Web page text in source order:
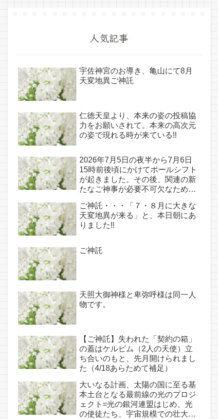
人気記事
宇佐神宮のお導き、亀山にて8月
天変地異ご神託
仁徳天皇より、本来の姿の投稿協
力をお願いされて。本来の高次元
の姿で現れる時が来ている!!
2026年7月5日の夜半から7月6日
15時前後頃にかけてポールシフト
が起きました。その後、関連の新
たなご神事が必要不可欠なため、
点であり古代太陽信仰の中心点で
もある伊弉諾宮、他3ヵ所へのご
神託あり！！
ご神託・・・「７・８月に大きな
天変地異が来る」と、本日朝にあ
りました!!
ご神託
天照大御神様と卑弥呼様は同一人
物です。
【ご神託】失われた「契約の箱」
の蓋はケルビム（2人の天使）立
ち合いのもと、先月開けられまし
た（4/18あらためて補足）
大いなる計画、太陽の国に至る基
本土台となる最前線の光のプロジ
ェクト=光の銀河連盟はじめ、光
の使徒たち、宇宙規模での壮大な